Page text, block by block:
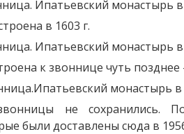
в 1603 г.
к звоннице чуть позднее
не сохранились.
были доставлены сюда в